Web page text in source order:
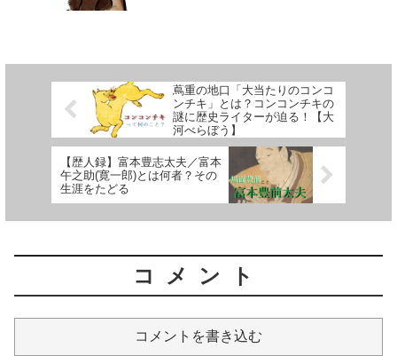
蔦重の地口「大当たりのコンコ
ンチキ」とは？コンコンチキの
謎に歴史ライターが迫る！【大
河べらぼう】
【歴人録】富本豊志太夫／富本
午之助(寛一郎)とは何者？その
生涯をたどる
コメント
コメントを書き込む